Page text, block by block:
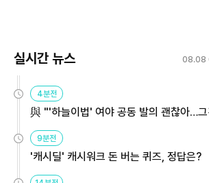
실시간 뉴스 08.08
4분전
與 "'하늘이법' 여야 공동 발의 괜찮아…
9분전
'캐시딜' 캐시워크 돈 버는 퀴즈, 정답은?